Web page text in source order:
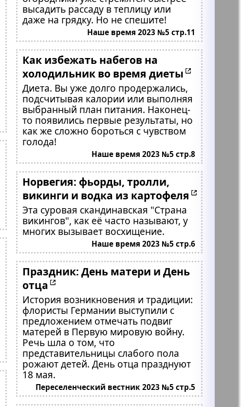
высадить рассаду в теплицу или
даже на грядку. Но не спешите!
Наше время 2023 №5 стр.11
Как избежать набегов на
холодильник во время диеты
Диета. Вы уже долго продержались,
подсчитывая калории или выполняя
выбранный план питания. Наконец-
то появились первые результаты, но
как же сложно бороться с чувством
голода!
Наше время 2023 №5 стр.8
Норвегия: фьорды, тролли,
викинги и водка из картофеля
Эта суровая скандинавская "Страна
викингов", как её часто называют, у
многих вызывает восхищение.
Наше время 2023 №5 стр.6
Праздник: День матери и День
отца
История возникновения и традиции:
флористы Германии выступили с
предложением отмечать подвиг
матерей в Первую мировую войну.
Речь шла о том, что
представительницы слабого пола
рожают детей. День отца празднуют
18 мая.
Переселенческий вестник 2023 №5 стр.5